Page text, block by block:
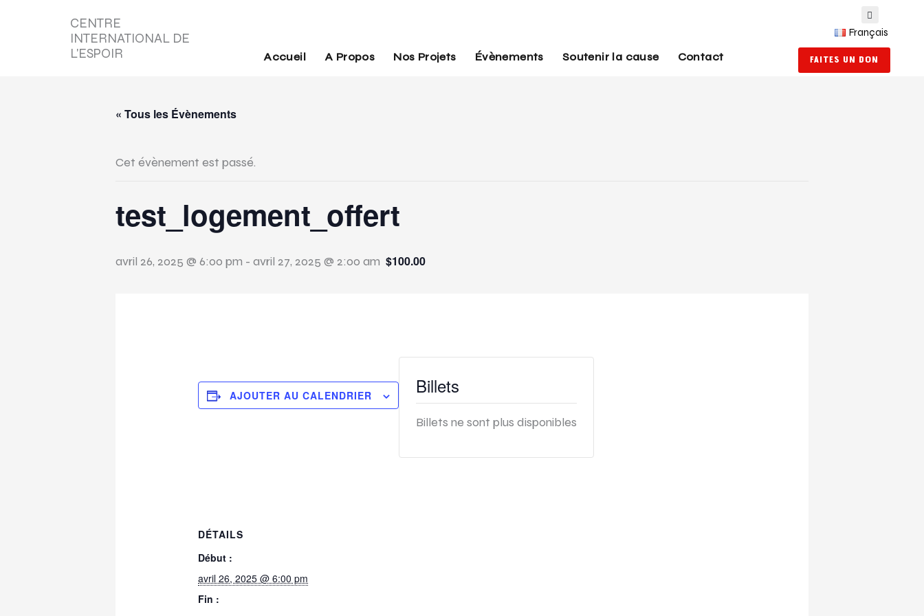
CENTRE
INTERNATIONAL DE
L'ESPOIR
Accueil A Propos Nos Projets Évènements Soutenir la cause Contact
Français
FAITES UN DON
« Tous les Évènements
Cet évènement est passé.
test_logement_offert
avril 26, 2025 @ 6:00 pm - avril 27, 2025 @ 2:00 am $100.00
AJOUTER AU CALENDRIER
DÉTAILS
Début :
avril 26, 2025 @ 6:00 pm
Fin :
Billets
Billets ne sont plus disponibles